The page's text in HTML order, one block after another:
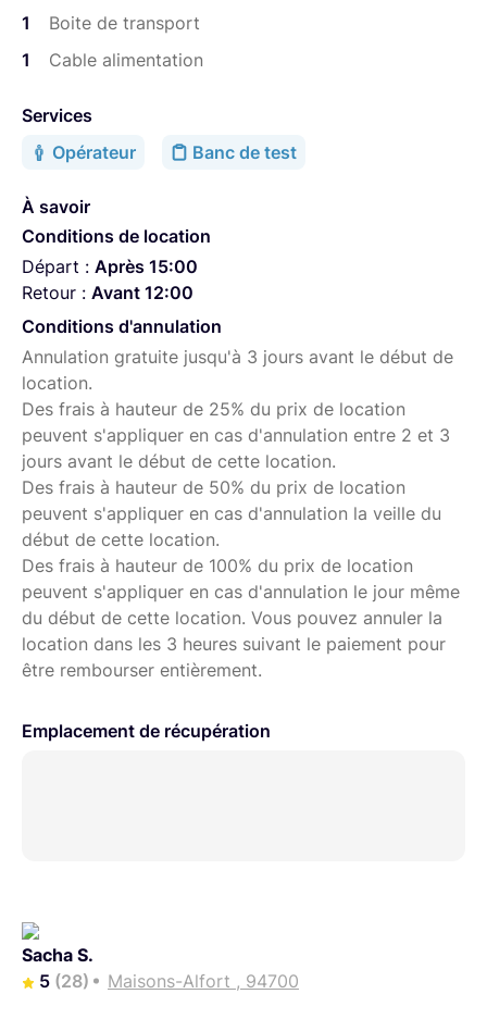
point et d’ouverture pour faciliter la prise de vidéos.
Au delà de son design, le Laowa 24 mm F14 2x Macro
Probe Cine (Sony FE) offre une distance de mise au point
sophistiquée.
à dispersion extrêmement faible qui aident à supprimer
les aberrations chromatiques et sphériques. Ainsi, le
Laowa 24 mm F14 2x Macro Probe Cine (Sony FE) offre
une haut niveau de clarté, de précision des couleurs et
L’objectif intègre aussi une lumière annulaire à LED pour
faciliter la mise au point sur des distances proches. De
plus, la partie avant du Laowa 24 mm F14 2x Macro Probe
Cine (Sony FE) est étanche, ce qui permet de travailler
sur des sujets juste sous la surface de l’eau ou dans des
endroits poussiéreux.
1
Boite de transport
1
Cable alimentation
Services
Opérateur
Banc de test
À savoir
Conditions de location
Départ : Après 15:00
Retour : Avant 12:00
Conditions d'annulation
Annulation gratuite jusqu'à 3 jours avant le début de
location.
Des frais à hauteur de 25% du prix de location
peuvent s'appliquer en cas d'annulation entre 2 et 3
jours avant le début de cette location.
Des frais à hauteur de 50% du prix de location
peuvent s'appliquer en cas d'annulation la veille du
début de cette location.
Des frais à hauteur de 100% du prix de location
peuvent s'appliquer en cas d'annulation le jour même
du début de cette location. Vous pouvez annuler la
location dans les 3 heures suivant le paiement pour
être rembourser entièrement.
Emplacement de récupération
Sacha S.
5 (28) Maisons-Alfort , 94700